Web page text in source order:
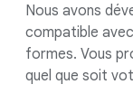
Nous avons
compatible
formes. Vous
quel que soit